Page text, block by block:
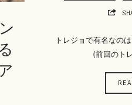
トレジョで有名なの
(前回のト